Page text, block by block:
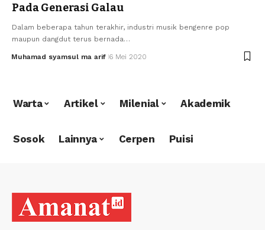
Pada Generasi Galau
Dalam beberapa tahun terakhir, industri musik bengenre pop
maupun dangdut terus bernada…
Muhamad syamsul ma arif 6 Mei 2020
Warta Artikel Milenial Akademik
Sosok Lainnya Cerpen Puisi